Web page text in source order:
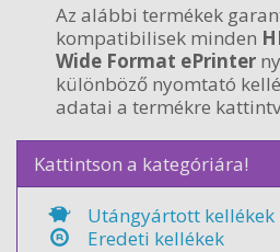
Az alábbi termékek
kompatibilisek minden
Wide Format ePrinter
különböző nyomtató
adatai a termékre
Kattintson a kategóriára!
Utángyártott kellékek
Eredeti kellékek